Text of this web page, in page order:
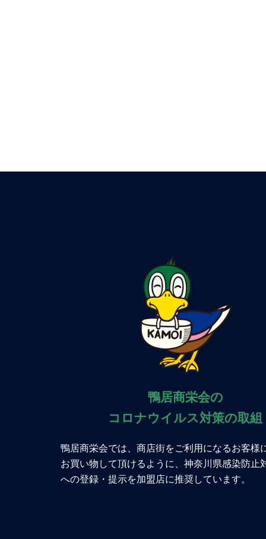
鴨居商栄会の
コロナウイルス対策の取組
鴨居商栄会では、商店街をご利用になるお客様
お買い物して頂けるように、神奈川県感染防止
への登録・提示を加盟店に推奨しています。